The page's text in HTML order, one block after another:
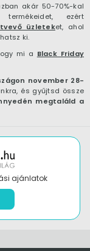
akár 50-70%-kal
ezért
üzleteket, ahol
ki.
mi a Black Friday
november 28-
és gyűjtsd össze
megtaláld a
ajánlatok